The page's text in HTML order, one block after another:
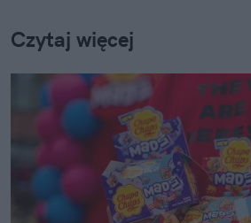
Czytaj więcej